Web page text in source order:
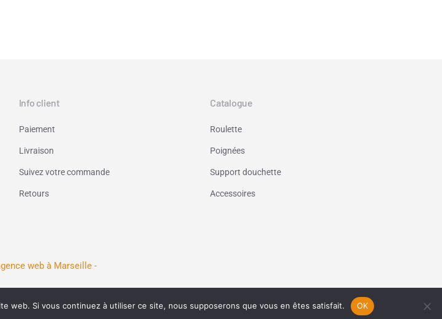
Info client
Paiement
Livraison
Suivez votre commande
Retours
Catalogue
Roulette
Poignées
Support douchette
Accessoires
web à Marseille -
web. Si vous continuez à utiliser ce site, nous supposerons que vous en êtes satisfait. OK